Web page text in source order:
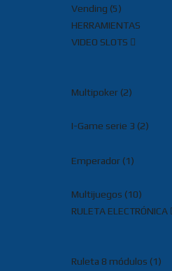
Vending (5)
HERRAMIENTAS
VIDEO SLOTS
Multipoker (2)
I-Game serie 3 (2)
Emperador (1)
Multijuegos (10)
RULETA ELECTRÓNICA
Ruleta 8 módulos (1)